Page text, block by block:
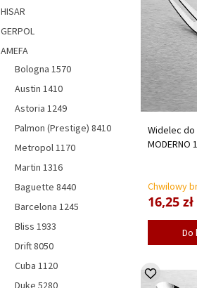
Widelec do
MODERNO
Chwilowy
16,25 zł
Do
HISAR
GERPOL
AMEFA
Bologna 1570
Austin 1410
Astoria 1249
Palmon (Prestige) 8410
Metropol 1170
Martin 1316
Baguette 8440
Barcelona 1245
Bliss 1933
Drift 8050
Cuba 1120
Duke 5280